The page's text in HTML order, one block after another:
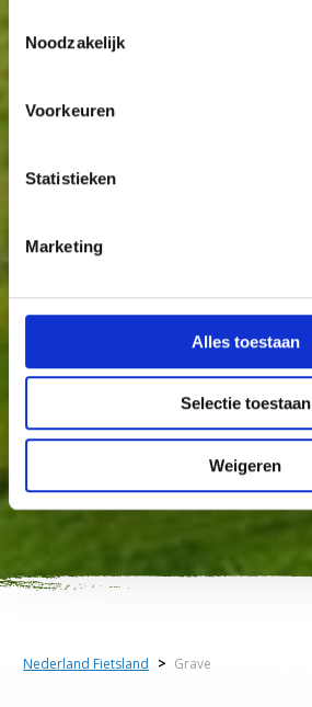
Noodzakelijk
Voorkeuren
Statistieken
Marketing
Alles toestaan
Selectie toestaan
Weigeren
Nederland Fietsland > Grave